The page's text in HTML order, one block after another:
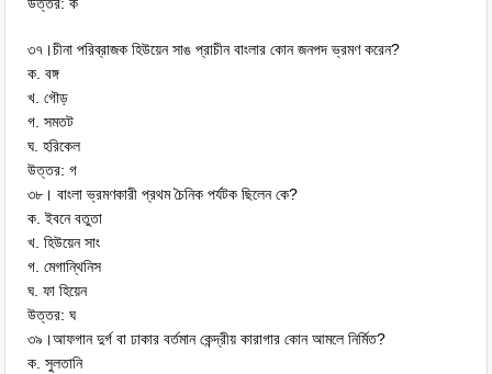
৩৭।চীনা পরিব্রাজক হিউয়েন সাঙ প্রাচীন বাংলার কোন জনপদ ভ্রমণ করেন?
ক. বঙ্গ
খ. গৌড়
গ. সমতট
ঘ. হরিকেল
উত্তর: গ
৩৮। বাংলা ভ্রমণকারী প্রথম চৈনিক পর্যটক ছিলেন কে?
ক. ইবনে বতুতা
খ. হিউয়েন সাং
গ. মেগান্থিনিস
ঘ. ফা হিয়েন
উত্তর: ঘ
৩৯।আফগান দুর্গ বা ঢাকার বর্তমান কেন্দ্রীয় কারাগার কোন আমলে নির্মিত?
ক. সুলতানি